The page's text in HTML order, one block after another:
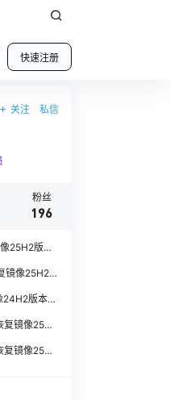
快速注册
关注 私信
粉丝
196
25H2版本
镜像25H2
24H2版本
镜像25H2
镜像25H2